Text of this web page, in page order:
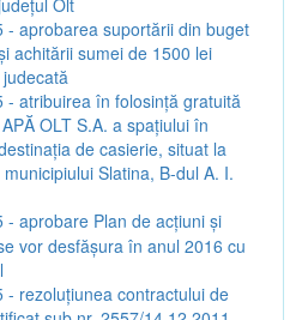
- aprobarea suportării din buget
achitării sumei de 1500 lei
- atribuirea în folosință gratuită
OLT S.A. a spațiului în
de casierie, situat la
Slatina, B-dul A. I.
- aprobare Plan de acțiuni și
vor desfășura în anul 2016 cu
- rezoluțiunea contractului de